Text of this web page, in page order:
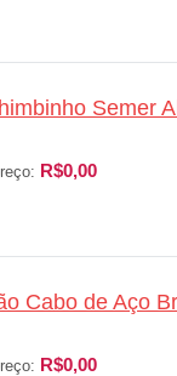
Semer
R$0,00
Cabo de Aço
R$0,00